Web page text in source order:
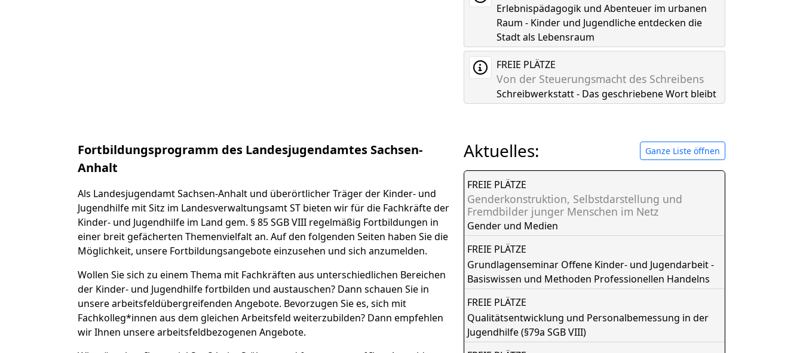
Erlebnispädagogik und Abenteuer im urbanen
Raum - Kinder und Jugendliche entdecken die
Stadt als Lebensraum
FREIE PLÄTZE
Von der Steuerungsmacht des Schreibens
Schreibwerkstatt - Das geschriebene Wort bleibt
Fortbildungsprogramm des Landesjugendamtes Sachsen-
Anhalt
Als Landesjugendamt Sachsen-Anhalt und überörtlicher Träger der Kinder- und
Jugendhilfe mit Sitz im Landesverwaltungsamt ST bieten wir für die Fachkräfte der
Kinder- und Jugendhilfe im Land gem. § 85 SGB VIII regelmäßig Fortbildungen in
einer breit gefächerten Themenvielfalt an. Auf den folgenden Seiten haben Sie die
Möglichkeit, unsere Fortbildungsangebote einzusehen und sich anzumelden.
Wollen Sie sich zu einem Thema mit Fachkräften aus unterschiedlichen Bereichen
der Kinder- und Jugendhilfe fortbilden und austauschen? Dann schauen Sie in
unsere arbeitsfeldübergreifenden Angebote. Bevorzugen Sie es, sich mit
Fachkolleg*innen aus dem gleichen Arbeitsfeld weiterzubilden? Dann empfehlen
wir Ihnen unsere arbeitsfeldbezogenen Angebote.
Aktuelles: Ganze Liste öffnen
FREIE PLÄTZE
Genderkonstruktion, Selbstdarstellung und
Fremdbilder junger Menschen im Netz
Gender und Medien
FREIE PLÄTZE
Grundlagenseminar Offene Kinder- und Jugendarbeit -
Basiswissen und Methoden Professionellen Handelns
FREIE PLÄTZE
Qualitätsentwicklung und Personalbemessung in der
Jugendhilfe (§79a SGB VIII)